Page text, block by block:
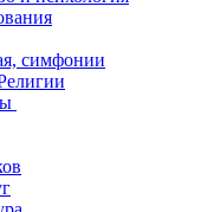
симфонии